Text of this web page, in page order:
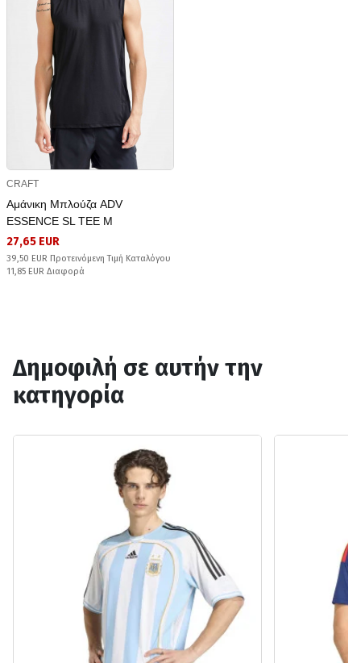
CRAFT
Αμάνικη Μπλούζα ADV
ESSENCE SL TEE M
27,65 EUR
39,50 EUR Προτεινόμενη Τιμή Καταλόγου
11,85 EUR Διαφορά
Δημοφιλή σε αυτήν την
κατηγορία